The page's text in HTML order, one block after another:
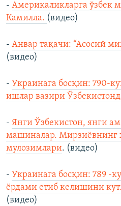
- Америкаликларга ўзбек
Камилла. (видео)
- Анвар тақачи: “Асосий
(видео)
- Украинага босқин: 790-
ишлар вазири
- Янги Ўзбекистон, янги
машиналар. Мирзиёвнинг
мулозимлари. (видео)
- Украинага босқин: 789 -
ёрдами етиб келишини
(видео)